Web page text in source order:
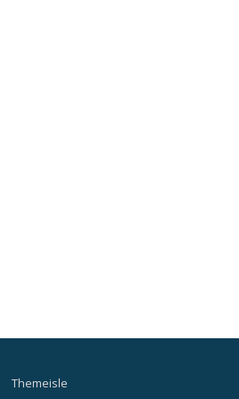
Themeisle